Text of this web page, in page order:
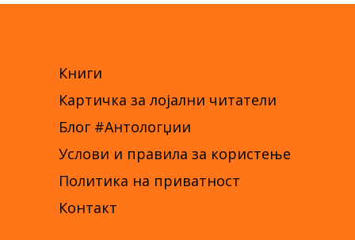
Книги
Картичка за лојални читатели
Блог #Антологџии
Услови и правила за користење
Политика на приватност
Контакт